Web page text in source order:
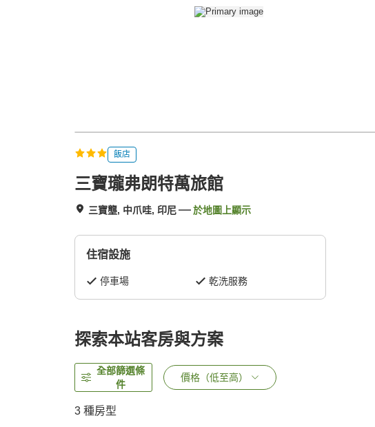
飯店
三寶瓏弗朗特萬旅館
三寶壟, 中爪哇, 印尼 於地圖上顯示
住宿設施
停車場 乾洗服務
探索本站客房與方案
全部篩選條
件
價格（低至高）
3 種房型